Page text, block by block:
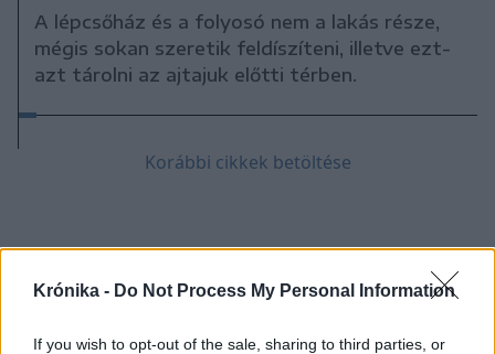
Krónika - Do Not Process My Personal Information
If you wish to opt-out of the sale, sharing to third parties, or
A lépcsőház és a folyosó nem a lakás része,
mégis sokan szeretik feldíszíteni, illetve ezt-
azt tárolni az ajtajuk előtti térben.
Korábbi cikkek betöltése